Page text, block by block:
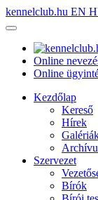
kennelclub.hu EN
Online
Online
Kezdőlap
Kereső
Hírek
Szervezet
Bírók